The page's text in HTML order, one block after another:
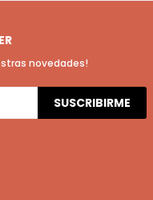
novedades!
SUSCRIBIRME